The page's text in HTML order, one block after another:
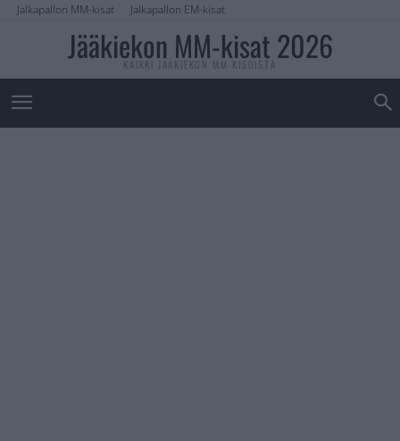
Jalkapallon MM-kisat Jalkapallon EM-kisat
Jääkiekon MM-kisat 2026
KAIKKI JÄÄKIEKON MM-KISOISTA